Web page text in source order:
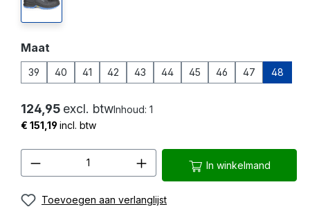
zwart
Selecteer
Maat
39 40 41 42 43 44 45 46 47 48
124,95 excl. btwInhoud: 1
€ 151,19 incl. btw
Producthoeveelheid: Voer de
In winkelmand
Toevoegen aan verlanglijst